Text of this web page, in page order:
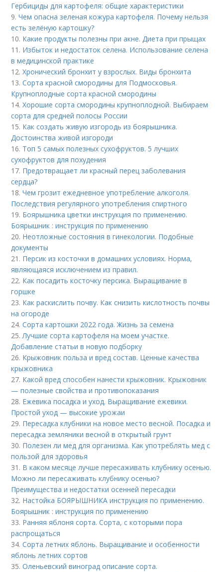
Гербициды для картофеля: общие характеристики
9.Чем опасна зеленая кожура картофеля. Почему нельзя
есть зелёную картошку?
10. Какие продукты полезны при акне. Диета при прыщах
11. Избыток и недостаток селена. Использование селена
в медицинской практике
12.Хронический бронхит у взрослых. Виды бронхита
13.Сорта красной смородины для Подмосковья.
Крупноплодные сорта красной смородины
14.Хорошие сорта смородины крупноплодной. Выбираем
сорта для средней полосы России
15. Как создать живую изгородь из боярышника.
Достоинства живой изгороди
16. Топ 5 самых полезных сухофруктов. 5 лучших
сухофруктов для похудения
17. Предотвращает ли красный перец заболевания
сердца?
18.Чем грозит ежедневное употребление алкоголя.
Последствия регулярного употребления спиртного
19. Боярышника цветки инструкция по применению.
Боярышник : инструкция по применению
20. Неотложные состояния в гинекологии. Подобные
документы
21. Персик из косточки в домашних условиях. Норма,
являющаяся исключением из правил.
22. Как посадить косточку персика. Выращивание в
горшке
23. Как раскислить почву. Как снизить кислотность почвы
на огороде
24.Сорта картошки 2022 года. Жизнь за семена
25.Лучшие сорта картофеля на моем участке.
Добавление статьи в новую подборку
26. Крыжовник польза и вред состав. Ценные качества
крыжовника
27. Какой вред способен нанести крыжовник. Крыжовник
— полезные свойства и противопоказания
28. Ежевика посадка и уход. Выращивание ежевики.
Простой уход — высокие урожаи
29. Пересадка клубники на новое место весной. Посадка и
пересадка земляники весной в открытый грунт
30. Полезен ли мед для организма. Как употреблять мед с
пользой для здоровья
31. В каком месяце лучше пересаживать клубнику осенью.
Можно ли пересаживать клубнику осенью?
Преимущества и недостатки осенней пересадки
32. Настойка БОЯРЫШНИКА инструкция по применению.
Боярышник : инструкция по применению
33. Ранняя яблоня сорта. Сорта, с которыми пора
распрощаться
34.Сорта летних яблонь. Выращивание и особенности
яблонь летних сортов
35.Оленьевский виноград описание сорта.